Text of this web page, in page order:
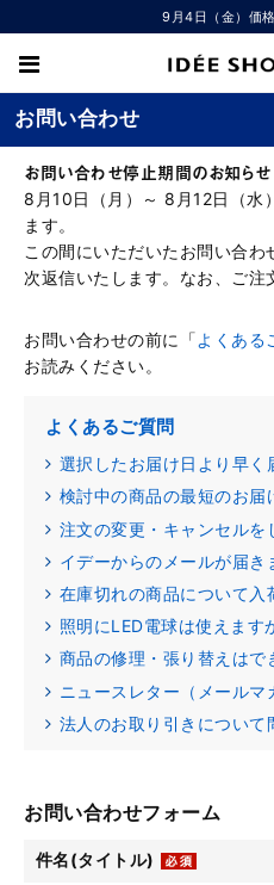
9月4日（金）価
お問い合わせ
お問い合わせ停止期間のお知らせ
8月10日（月）～ 8月12日（水
ます。
この間にいただいたお問い合
次返信いたします。なお、ご注
お問い合わせの前に「よくある
お読みください。
よくあるご質問
選択したお届け日より早く
検討中の商品の最短のお届
注文の変更・キャンセルを
イデーからのメールが届き
在庫切れの商品について入
照明にLED電球は使えます
商品の修理・張り替えはで
ニュースレター（メールマ
法人のお取り引きについて
お問い合わせフォーム
件名(タイトル)